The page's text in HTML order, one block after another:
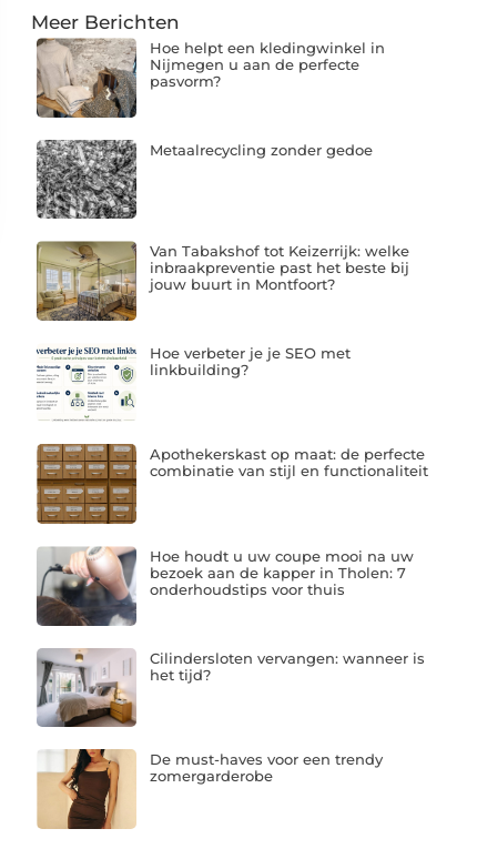
Meer Berichten
Hoe helpt een kledingwinkel in
Nijmegen u aan de perfecte
pasvorm?
Metaalrecycling zonder gedoe
Van Tabakshof tot Keizerrijk: welke
inbraakpreventie past het beste bij
jouw buurt in Montfoort?
Hoe verbeter je je SEO met
linkbuilding?
Apothekerskast op maat: de perfecte
combinatie van stijl en functionaliteit
Hoe houdt u uw coupe mooi na uw
bezoek aan de kapper in Tholen: 7
onderhoudstips voor thuis
Cilindersloten vervangen: wanneer is
het tijd?
De must-haves voor een trendy
zomergarderobe